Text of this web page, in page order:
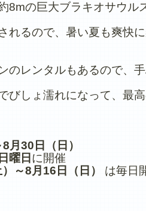
8mの巨大ブラキオサウル
れるので、暑い夏も爽快
のレンタルもあるので、
びしょ濡れになって、最
月30日（日）
曜日 に開催
～8月16日（日）
は毎日